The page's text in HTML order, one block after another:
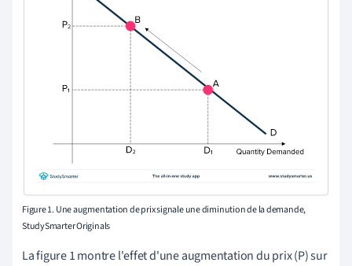
Figure 1. Une augmentation de prix signale une diminution de la demande,
StudySmarter Originals
La figure 1 montre l'effet d'une augmentation du prix (P) sur